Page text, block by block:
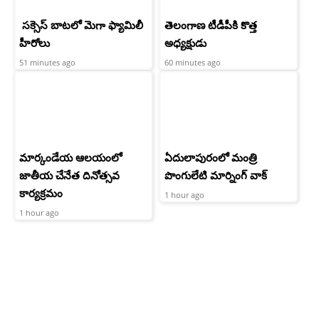
సక్సెస్ బాటలో మెగా ఫ్యామిలీ
హీరోలు
51 minutes ago
తెలంగాణ టీడీపీకి కొత్త
అధ్యక్షుడు
60 minutes ago
మార్కండేయ ఆలయంలో
జాతీయ చేనేత దినోత్సవ
కార్యక్రమం
1 hour ago
ఏదులాపురంలో మంత్రి
పొంగులేటి మార్నింగ్ వాక్
1 hour ago